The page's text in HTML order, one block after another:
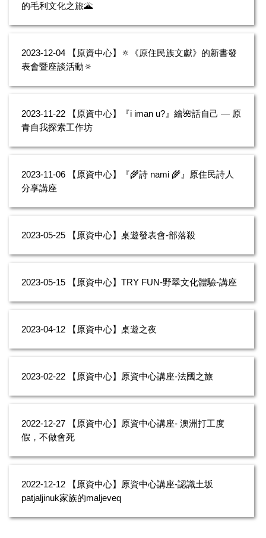
的毛利文化之旅🌋
2023-12-04
【原資中心】🔅《原住民族文獻》的新書發
表會暨座談活動🔅
2023-11-22
【原資中心】『i iman u?』繪🌺話自己 — 原
青自我探索工作坊
2023-11-06
【原資中心】『🌾詩 nami 🌾』原住民詩人
分享講座
2023-05-25 【原資中心】桌遊發表會-部落殺
2023-05-15 【原資中心】TRY FUN-野翠文化體驗-講座
2023-04-12 【原資中心】桌遊之夜
2023-02-22 【原資中心】原資中心講座-法國之旅
2022-12-27
【原資中心】原資中心講座- 澳洲打工度
假，不做會死
2022-12-12
【原資中心】原資中心講座-認識土坂
patjaljinuk家族的maljeveq